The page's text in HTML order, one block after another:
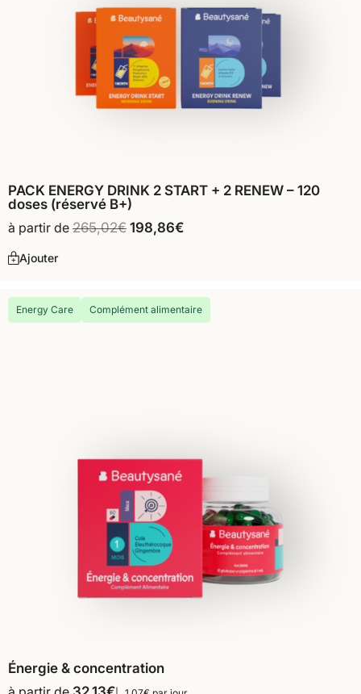
PACK ENERGY DRINK 2 START + 2 RENEW – 120
doses (réservé B+)
à partir de 265,02€ 198,86€
Ajouter
Energy Care Complément alimentaire
Énergie & concentration